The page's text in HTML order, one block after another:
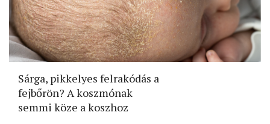
Sárga, pikkelyes felrakódás a
fejbőrön? A koszmónak
semmi köze a koszhoz